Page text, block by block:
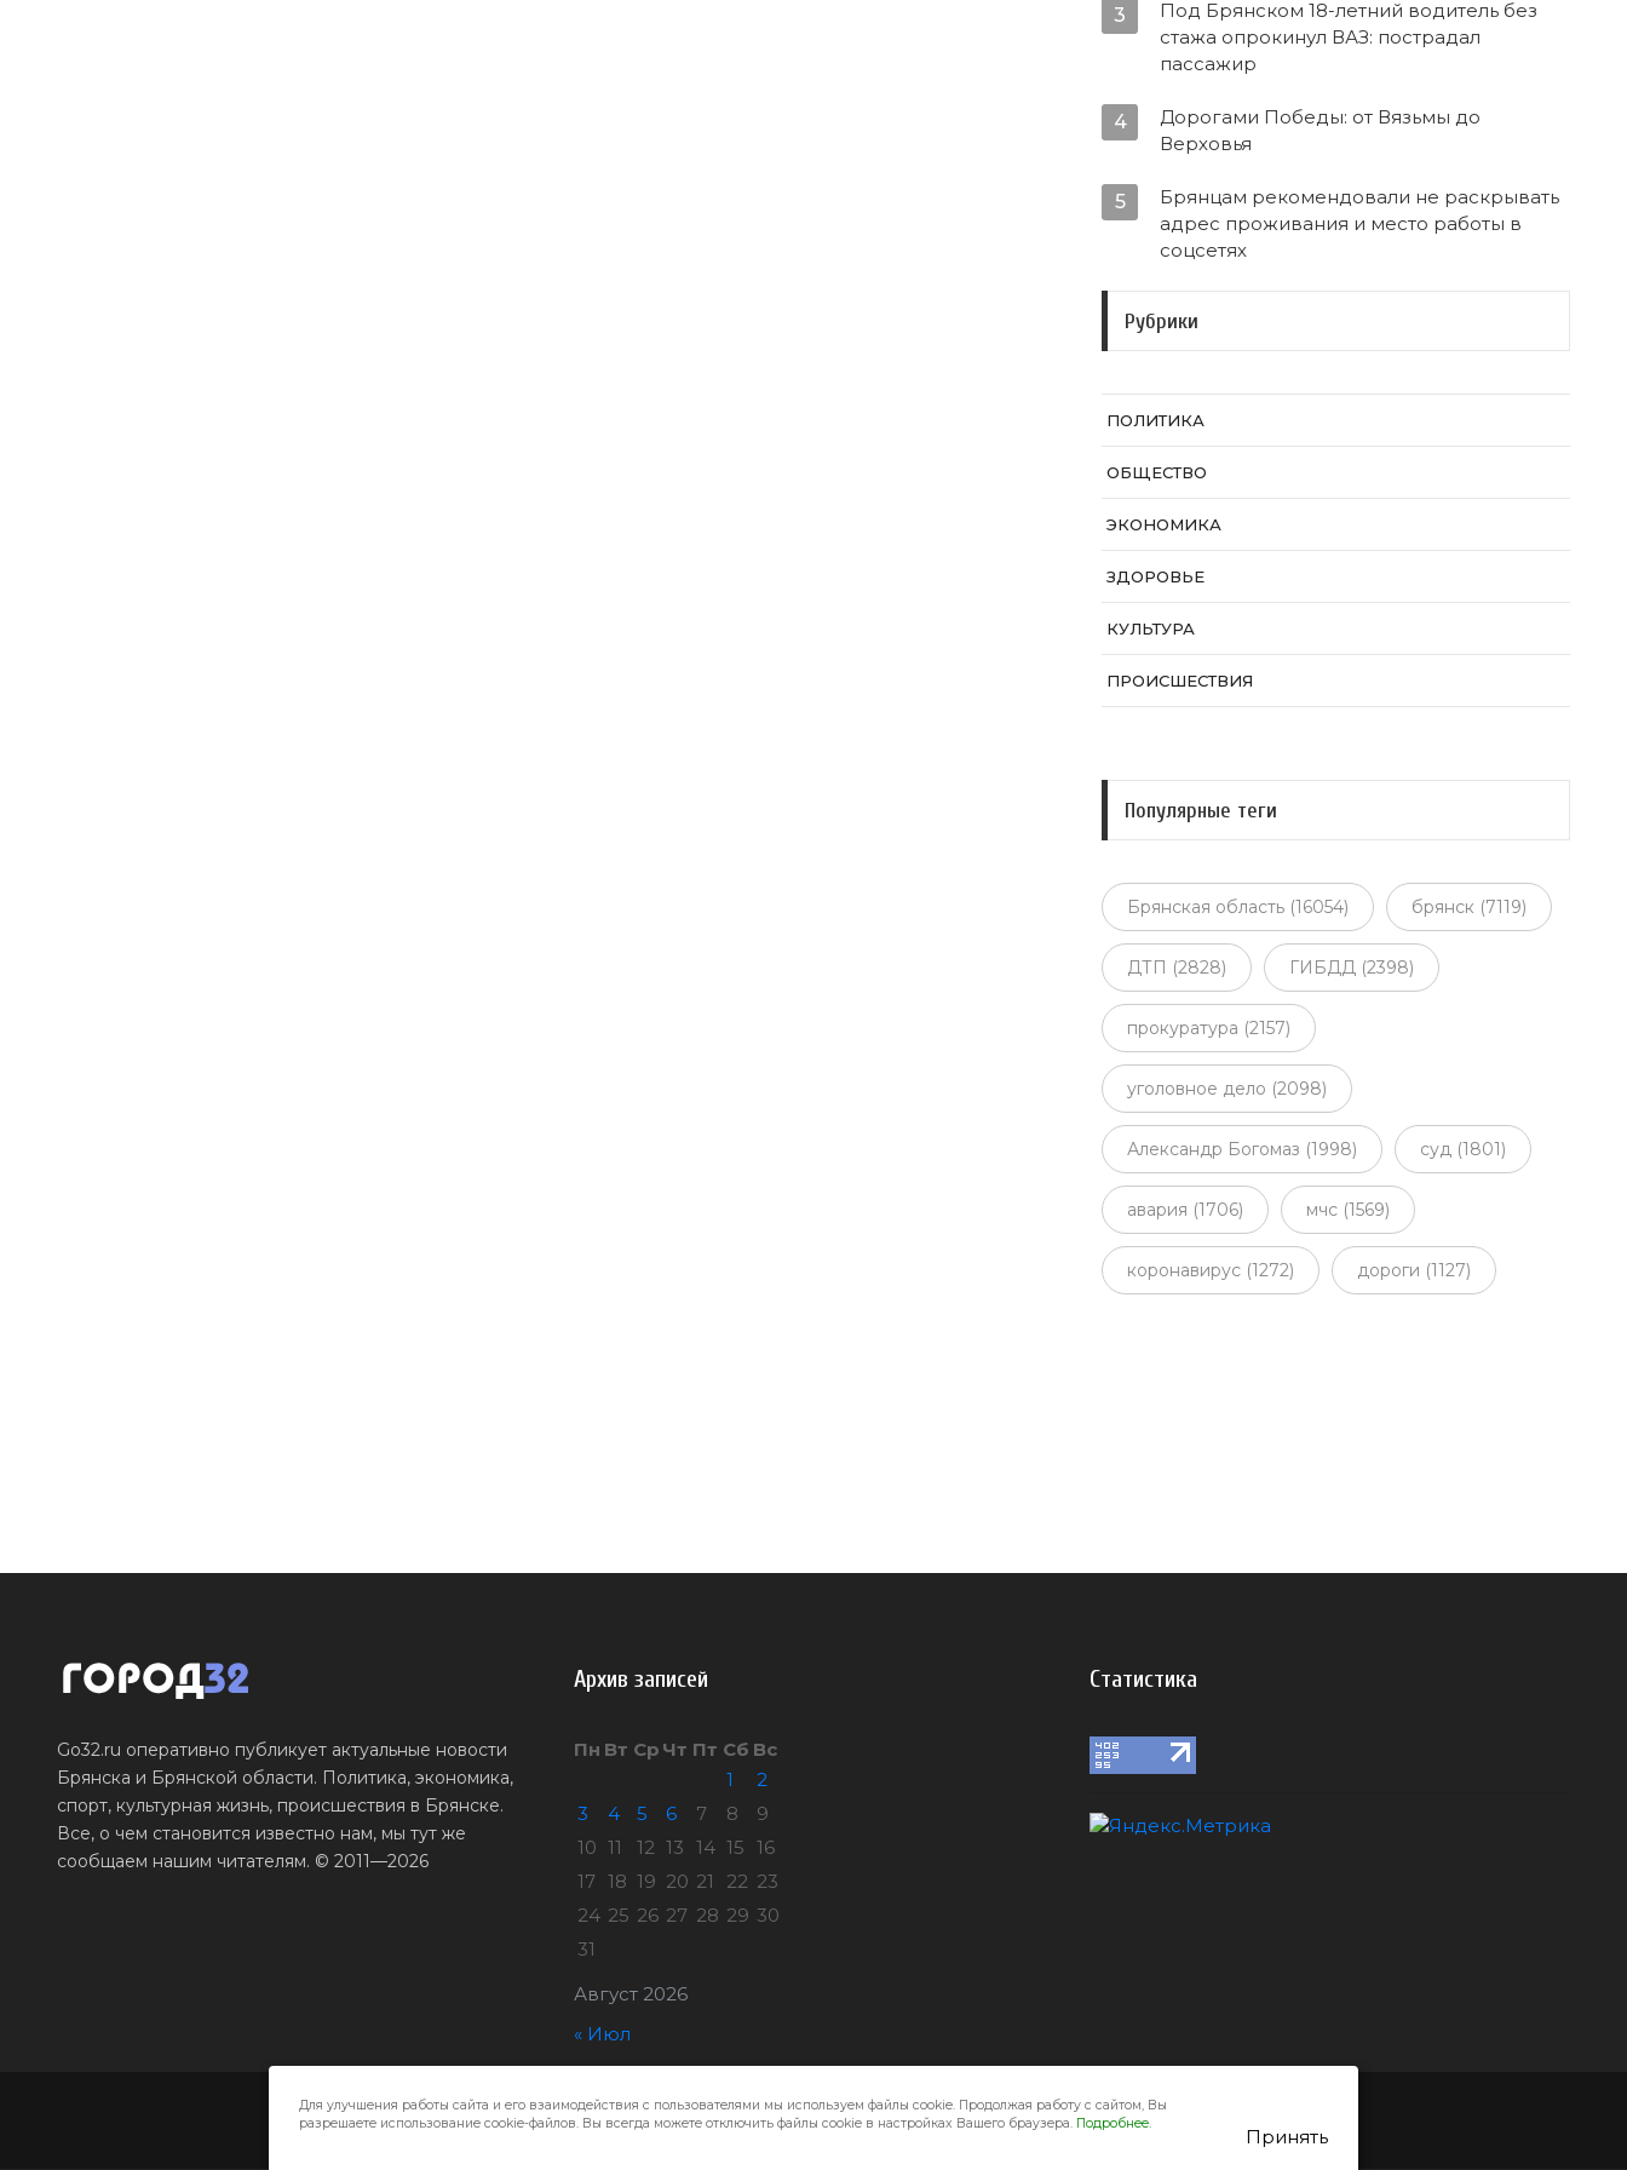
3
Под Брянском 18-летний водитель без
стажа опрокинул ВАЗ: пострадал
пассажир
4
Дорогами Победы: от Вязьмы до
Верховья
5
Брянцам рекомендовали не раскрывать
адрес проживания и место работы в
соцсетях
Рубрики
ПОЛИТИКА
ОБЩЕСТВО
ЭКОНОМИКА
ЗДОРОВЬЕ
КУЛЬТУРА
ПРОИСШЕСТВИЯ
Популярные теги
Брянская область (16054) брянск (7119)
ДТП (2828) ГИБДД (2398)
прокуратура (2157)
уголовное дело (2098)
Александр Богомаз (1998) суд (1801)
авария (1706) мчс (1569)
коронавирус (1272) дороги (1127)
Go32.ru оперативно публикует актуальные новости
Брянска и Брянской области. Политика, экономика,
спорт, культурная жизнь, происшествия в Брянске.
Все, о чем становится известно нам, мы тут же
сообщаем нашим читателям. © 2011—2026
Архив записей
Август 2026
Пн Вт Ср Чт Пт Сб Вс
1
2
3
4 5 6 7 8
9
10 11 12 13 14 15 16
17 18 19 20 21 22 23
24 25 26 27 28 29 30
31
« Июл
Статистика
Город32 © 2026
Для улучшения работы сайта и его взаимодействия с пользователями мы используем файлы cookie. Продолжая работу с сайтом, Вы
разрешаете использование cookie-файлов. Вы всегда можете отключить файлы cookie в настройках Вашего браузера. Подробнее.
Принять